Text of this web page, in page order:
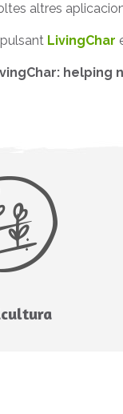
altres
LivingChar
helping